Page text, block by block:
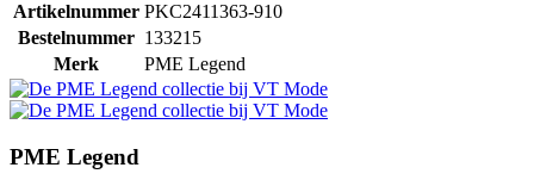
Artikelnummer PKC2411363-910
Bestelnummer 133215
Merk
PME Legend
PME Legend